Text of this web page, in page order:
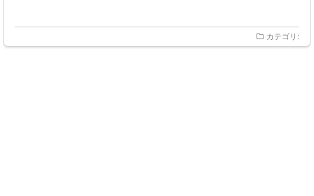
カテゴリ: